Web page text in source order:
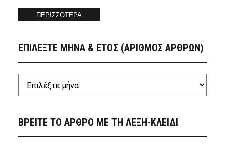
ΠΕΡΙΣΣΟΤΕΡΑ
ΕΠΙΛΕΞΤΕ ΜΗΝΑ & ΕΤΟΣ (ΑΡΙΘΜΟΣ ΑΡΘΡΩΝ)
ΒΡΕΙΤΕ ΤΟ ΑΡΘΡΟ ΜΕ ΤΗ ΛΕΞΗ-ΚΛΕΙΔΙ